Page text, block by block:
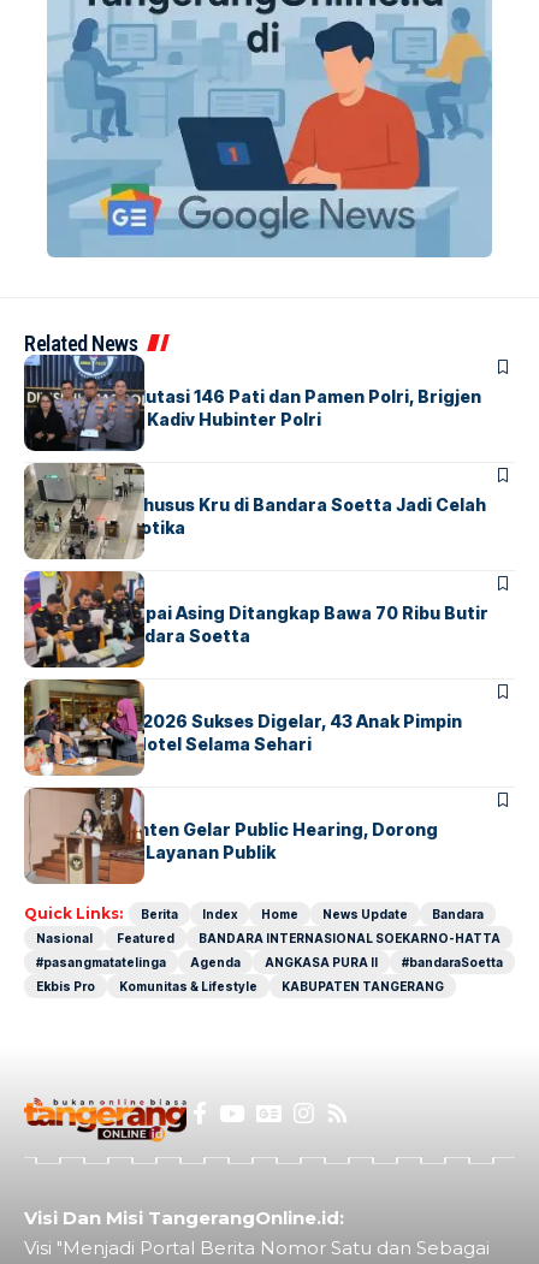
Related News
BERITA
Mabes Polri Mutasi 146 Pati dan Pamen Polri, Brigjen
Untung Jabat Kadiv Hubinter Polri
BANDARABERITA
Ketika Jalur Khusus Kru di Bandara Soetta Jadi Celah
Sindikat Narkotika
BANDARA BERITA
Kopilot Maskapai Asing Ditangkap Bawa 70 Ribu Butir
Ekstasi di Bandara Soetta
BERITAINDEX
GM For A Day 2026 Sukses Digelar, 43 Anak Pimpin
Operasional Hotel Selama Sehari
BANDARABERITA
Karantina Banten Gelar Public Hearing, Dorong
Transparansi Layanan Publik
Quick Links: Berita Index Home News Update
Bandara
Nasional
Featured
BANDARA INTERNASIONAL SOEKARNO-HATTA
#pasangmatatelinga
Agenda ANGKASA PURA II
#bandaraSoetta
Ekbis Pro
Komunitas & Lifestyle KABUPATEN TANGERANG
Visi Dan Misi TangerangOnline.id:
Visi "Menjadi Portal Berita Nomor Satu dan Sebagai